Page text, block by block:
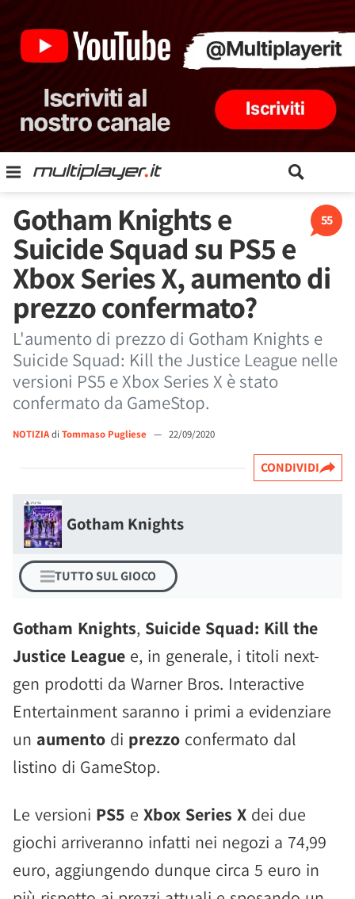
55
Gotham Knights e
Suicide Squad su PS5 e
Xbox Series X, aumento di
prezzo confermato?
L'aumento di prezzo di Gotham Knights e
Suicide Squad: Kill the Justice League nelle
versioni PS5 e Xbox Series X è stato
confermato da GameStop.
NOTIZIAdi Tommaso Pugliese — 22/09/2020
CONDIVIDI
Gotham Knights
TUTTO SUL GIOCO
Gotham Knights, Suicide Squad: Kill the
Justice League e, in generale, i titoli next-
gen prodotti da Warner Bros. Interactive
Entertainment saranno i primi a evidenziare
un aumento di prezzo confermato dal
listino di GameStop.
Le versioni PS5 e Xbox Series X dei due
giochi arriveranno infatti nei negozi a 74,99
euro, aggiungendo dunque circa 5 euro in